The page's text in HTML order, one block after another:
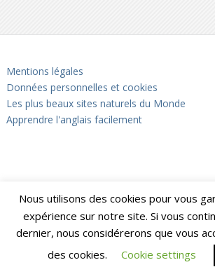
Mentions légales
Données personnelles et cookies
Les plus beaux sites naturels du Monde
Apprendre l'anglais facilement
NotrebellefranceCopyright © 2026.
Nous utilisons des cookies pour vous
expérience sur notre site. Si vous
dernier, nous considérerons que vous
des cookies.
Cookie settings